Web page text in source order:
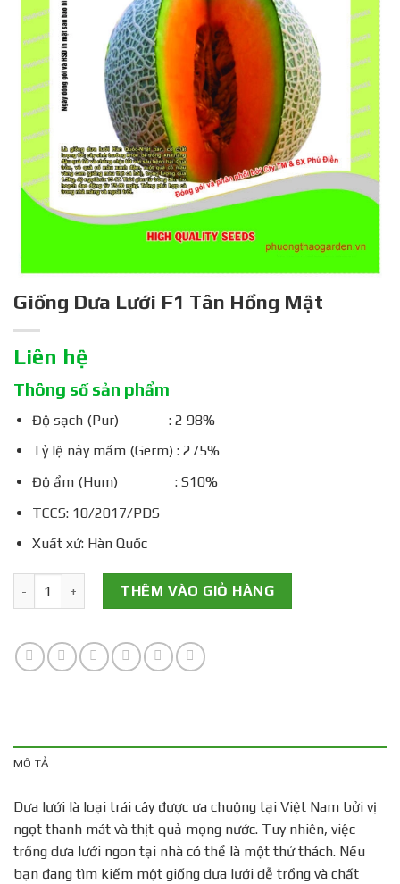
Giống Dưa Lưới F1 Tân Hồng Mật
Liên hệ
Thông số sản phẩm
Độ sạch (Pur) : 2 98%
Tỷ lệ nảy mầm (Germ) : 275%
Độ ẩm (Hum) : S10%
TCCS: 10/2017/PDS
Xuất xứ: Hàn Quốc
Giống Dưa Lưới F1 Tân Hồng Mật số lượng
THÊM VÀO GIỎ HÀNG
MÔ TẢ
Dưa lưới là loại trái cây được ưa chuộng tại Việt Nam bởi vị
ngọt thanh mát và thịt quả mọng nước. Tuy nhiên, việc
trồng dưa lưới ngon tại nhà có thể là một thử thách. Nếu
bạn đang tìm kiếm một giống dưa lưới dễ trồng và chất